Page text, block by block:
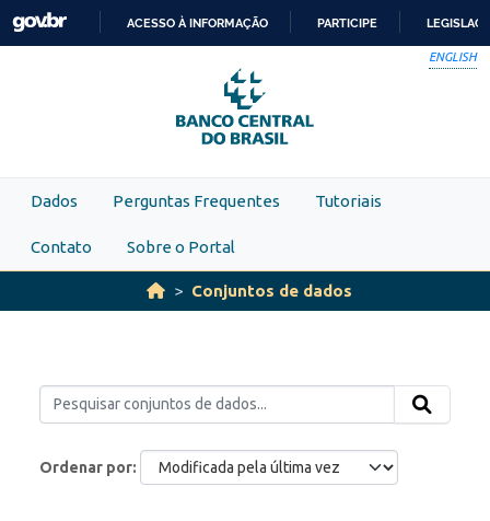
Skip to main content
PARA
O
CONTEÚDO
ACESSO À INFORMAÇÃO PARTICIPE
ENGLISH
Dados Perguntas Frequentes Tutoriais
Contato Sobre o Portal
Conjuntos de dados
Ordenar por